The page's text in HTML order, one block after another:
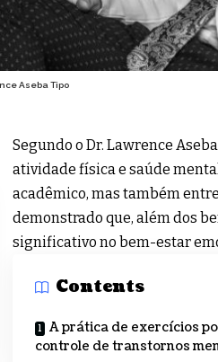
Aseba Tipo
Segundo o Dr. Lawrence
atividade física e saúde
acadêmico, mas também
demonstrado que, além dos
significativo no bem-estar
Contents
A prática de exercícios
controle de transtornos